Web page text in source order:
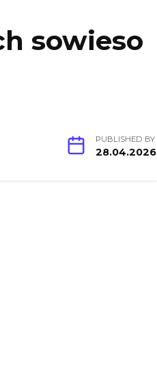
sowieso
PUBLISHED BY
28.04.2026